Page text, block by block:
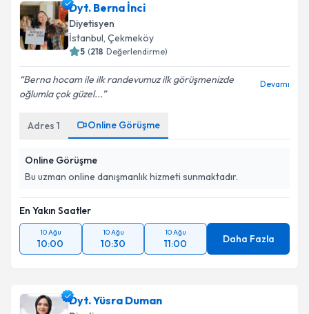
Dyt. Berna İnci
Diyetisyen
İstanbul, Çekmeköy
5 (218 Değerlendirme)
Berna hocam ile ilk randevumuz ilk görüşmenizde
oğlumla çok güzel...
Devamı
Adres 1 Online Görüşme
Online Görüşme
Bu uzman online danışmanlık hizmeti sunmaktadır.
En Yakın Saatler
10 Ağu
10:00
10 Ağu
10:30
10 Ağu
11:00 Daha Fazla
Dyt. Yüsra Duman